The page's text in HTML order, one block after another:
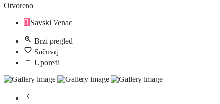
Otvoreno
Savski Venac
Brzi pregled
Sačuvaj
Uporedi